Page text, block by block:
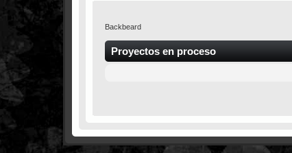
Backbeard
Proyectos en proceso